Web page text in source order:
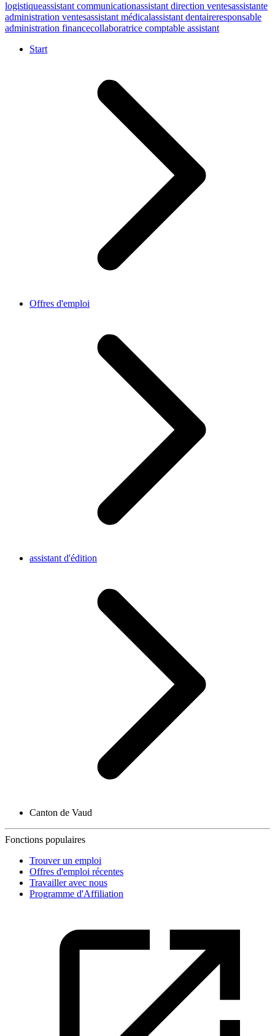
logistiqueassistant communicationassistant direction ventesassistante
administration ventesassistant médicalassistant dentaireresponsable
administration financecollaboratrice comptable assistant
Start
Offres d'emploi
assistant d'édition
Canton de Vaud
Fonctions populaires
Trouver un emploi
Offres d'emploi récentes
Travailler avec nous
Programme d'Affiliation